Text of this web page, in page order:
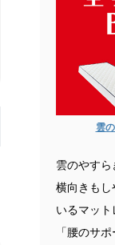
雲
雲のやす
横向きもし
いるマット
「腰のサ